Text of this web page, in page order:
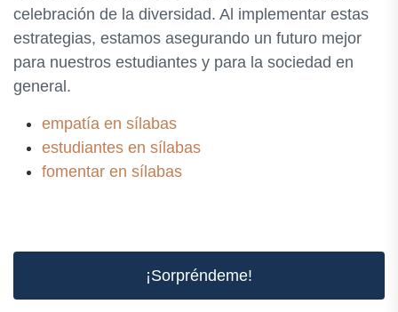
celebración de la diversidad. Al implementar estas
estrategias, estamos asegurando un futuro mejor
para nuestros estudiantes y para la sociedad en
general.
empatía en sílabas
estudiantes en sílabas
fomentar en sílabas
¡Sorpréndeme!